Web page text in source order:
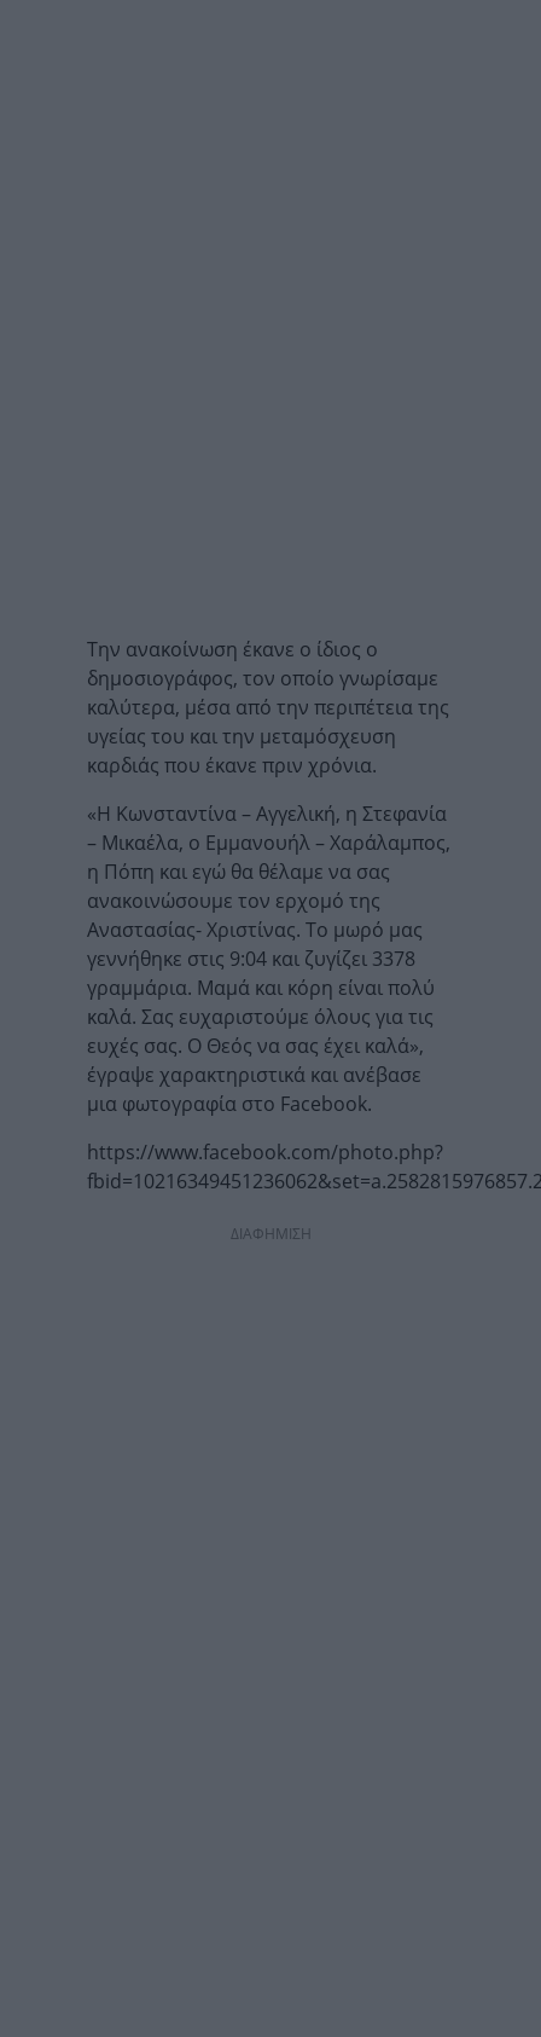
Την ανακοίνωση έκανε ο ίδιος ο
δημοσιογράφος, τον οποίο γνωρίσαμε
καλύτερα, μέσα από την περιπέτεια της
υγείας του και την μεταμόσχευση
καρδιάς που έκανε πριν χρόνια.
«Η Κωνσταντίνα – Αγγελική, η Στεφανία
– Μικαέλα, ο Εμμανουήλ – Χαράλαμπος,
η Πόπη και εγώ θα θέλαμε να σας
ανακοινώσουμε τον ερχομό της
Αναστασίας- Χριστίνας. Το μωρό μας
γεννήθηκε στις 9:04 και ζυγίζει 3378
γραμμάρια. Μαμά και κόρη είναι πολύ
καλά. Σας ευχαριστούμε όλους για τις
ευχές σας. Ο Θεός να σας έχει καλά»,
έγραψε χαρακτηριστικά και ανέβασε
μια φωτογραφία στο Facebook.
https://www.facebook.com/photo.php?
ΔΙΑΦΗΜΙΣΗ